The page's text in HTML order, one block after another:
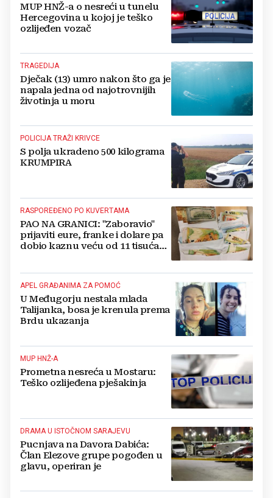
MUP HNŽ-a o nesreći u tunelu
Hercegovina u kojoj je teško
ozlijeđen vozač
TRAGEDIJA
Dječak (13) umro nakon što ga je
napala jedna od najotrovnijih
životinja u moru
POLICIJA TRAŽI KRIVCE
S polja ukradeno 500 kilograma
KRUMPIRA
RASPOREĐENO PO KUVERTAMA
PAO NA GRANICI: "Zaboravio"
prijaviti eure, franke i dolare pa
dobio kaznu veću od 11 tisuća
APEL GRAĐANIMA ZA POMOĆ
U Međugorju nestala mlada
Talijanka, bosa je krenula prema
Brdu ukazanja
MUP HNŽ-A
Prometna nesreća u Mostaru:
Teško ozlijeđena pješakinja
DRAMA U ISTOČNOM SARAJEVU
Pucnjava na Davora Dabića:
Član Elezove grupe pogođen u
glavu, operiran je